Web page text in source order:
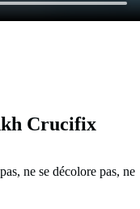
Crucifix
ne se décolore pas, ne